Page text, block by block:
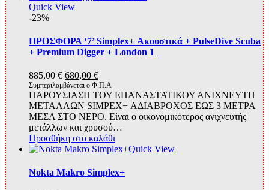
Quick View
-23%
ΠΡΟΣΦΟΡΑ ‘7’ Simplex+ Ακουστικά + PulseDive Scuba
+ Premium Digger + London 1
885,00€ Original
price
was:
885,00 €.
680,00 €Η
τρέχουσα
τιμή
είναι:
680,00 €.
Συμπεριλαμβάνεται ο Φ.Π.Α
ΠΑΡΟΥΣΙΑΣΗ ΤΟΥ ΕΠΑΝΑΣΤΑΤΙΚΟΥ ΑΝΙΧΝΕΥΤΗ
ΜΕΤΑΛΛΩΝ SIMPEX+ ΑΔΙΑΒΡΟΧΟΣ ΕΩΣ 3 ΜΕΤΡΑ
ΜΕΣΑ ΣΤΟ ΝΕΡΟ. Είναι ο οικονομικότερος ανιχνευτής
μετάλλων και χρυσού…
Προσθήκη στο καλάθι
Quick View
Nokta Makro Simplex+